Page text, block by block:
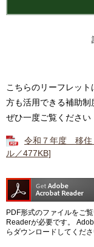
こちらのリーフレッ
方も活用できる補助制
ぜひ一度ご覧ください
令和７年度 移住
ル／477KB]
PDF形式のファイルをご
Readerが必要です。
らダウンロードしてくださ